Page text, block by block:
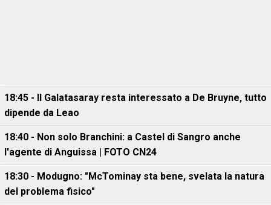
18:45 - Il Galatasaray resta interessato a De Bruyne, tutto
dipende da Leao
18:40 - Non solo Branchini: a Castel di Sangro anche
l'agente di Anguissa | FOTO CN24
18:30 - Modugno: "McTominay sta bene, svelata la natura
del problema fisico"